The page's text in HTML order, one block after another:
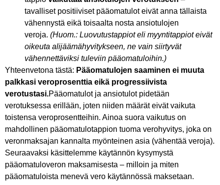
tavalliset positiiviset pääomatulot eivät anna tällaista
vähennystä eikä toisaalta nosta ansiotulojen
veroja. (Huom.: Luovutustappiot eli myyntitappiot eivät
oikeuta alijäämähyvitykseen, ne vain siirtyvät
vähennettäviksi tuleviin pääomatuloihin.)
Yhteenvetona tästä: Pääomatulojen saaminen ei muuta
palkkasi veroprosenttia eikä progressiivista
verotustasi.Pääomatulot ja ansiotulot pidetään
verotuksessa erillään, joten niiden määrät eivät vaikuta
toistensa veroprosentteihin. Ainoa suora vaikutus on
mahdollinen pääomatulotappion tuoma verohyvitys, joka on
veronmaksajan kannalta myönteinen asia (vähentää veroja).
Seuraavaksi käsittelemme käytännön kysymystä
pääomatuloveron maksamisesta – milloin ja miten
pääomatuloista menevä vero käytännössä maksetaan.